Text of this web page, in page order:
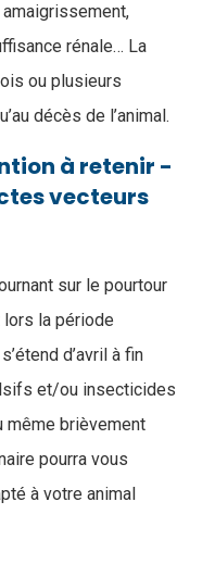
amaigrissement,
rénale… La
ou plusieurs
décès de l’animal.
à retenir -
vecteurs
sur le pourtour
la période
d’avril à fin
et/ou insecticides
même brièvement
pourra vous
à votre animal